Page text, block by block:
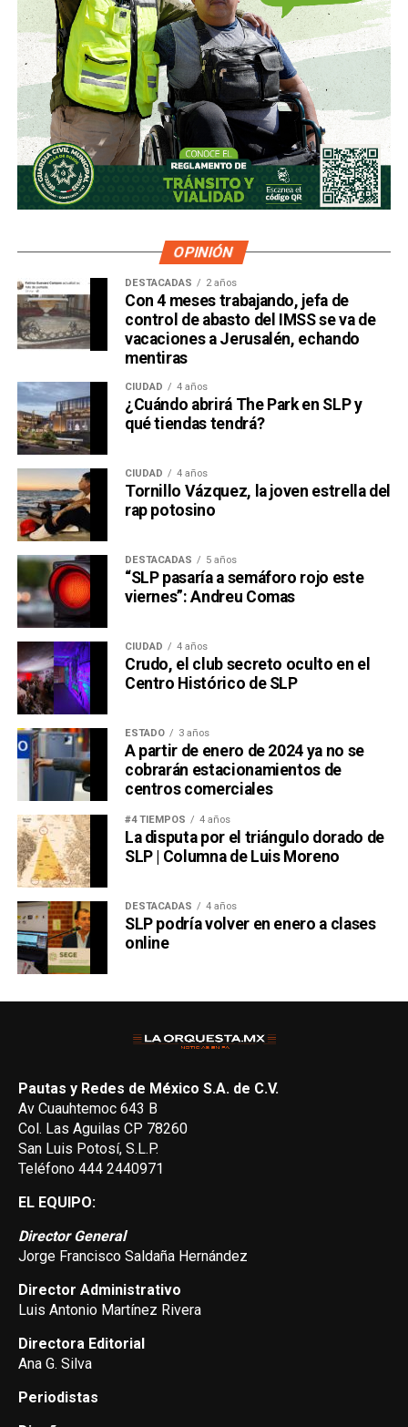
OPINIÓN
DESTACADAS 2 años
Con 4 meses trabajando, jefa de
control de abasto del IMSS se va de
vacaciones a Jerusalén, echando
mentiras
CIUDAD 4 años
¿Cuándo abrirá The Park en SLP y
qué tiendas tendrá?
CIUDAD 4 años
Tornillo Vázquez, la joven estrella del
rap potosino
DESTACADAS 5 años
“SLP pasaría a semáforo rojo este
viernes”: Andreu Comas
CIUDAD 4 años
Crudo, el club secreto oculto en el
Centro Histórico de SLP
ESTADO 3 años
A partir de enero de 2024 ya no se
cobrarán estacionamientos de
centros comerciales
#4 TIEMPOS 4 años
La disputa por el triángulo dorado de
SLP | Columna de Luis Moreno
DESTACADAS 4 años
SLP podría volver en enero a clases
online
Pautas y Redes de México S.A. de C.V.
Av Cuauhtemoc 643 B
Col. Las Aguilas CP 78260
San Luis Potosí, S.L.P.
Teléfono 444 2440971
EL EQUIPO:
Director General
Jorge Francisco Saldaña Hernández
Director Administrativo
Luis Antonio Martínez Rivera
Directora Editorial
Ana G. Silva
Periodistas